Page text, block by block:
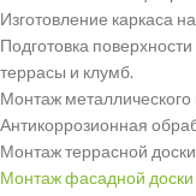
Изготовление каркаса
Подготовка
террасы и клумб.
Монтаж металлического
Антикоррозионная
Монтаж террасной
Монтаж фасадной доски